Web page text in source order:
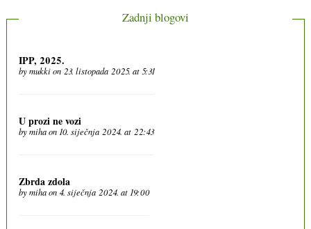
Zadnji blogovi
IPP, 2025.
bymukkion 23. listopada 2025. at 5:31
U prozi ne vozi
bymihaon 10. siječnja 2024. at 22:43
Zbrda zdola
bymihaon 4. siječnja 2024. at 19:00